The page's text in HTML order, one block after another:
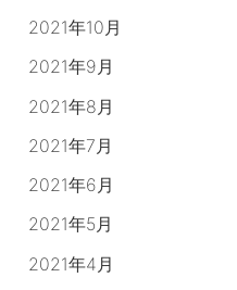
2021年10月
2021年9月
2021年8月
2021年7月
2021年6月
2021年5月
2021年4月